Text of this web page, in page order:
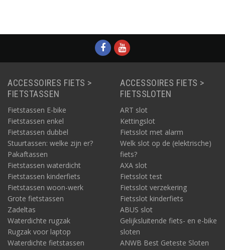
ACCESSOIRES FIETS >
FIETSTASSEN
Fietstassen E-bike
Fietstassen enkel
Fietstassen dubbel
Stuurtassen: welke zijn er?
Pakaftassen
Fietstassen waterdicht
Fietstassen kinderfiets
Fietstassen woon-werk
Grote fietstassen
Zadeltas
Waterdichte rugzak
Rugzak voor laptop
Waterdichte fietstassen
ACCESSOIRES FIETS >
FIETSSLOTEN
ART slot
Kettingslot
Fietsslot met alarm
Welk slot op de (elektrische)
fiets?
AXA slot
Fietsslot test
Fietsslot verzekering
Fietsslot kinderfiets
ABUS slot
Gelijksluitende fiets- en e-bike
sloten
ANWB Best Geteste Sloten